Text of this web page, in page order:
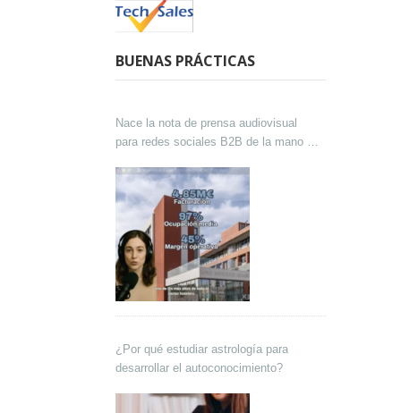
BUENAS PRÁCTICAS
Nace la nota de prensa audiovisual
para redes sociales B2B de la mano de
¿Por qué estudiar astrología para
desarrollar el autoconocimiento?